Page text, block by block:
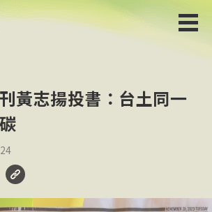
黃志揚投書：台土同一